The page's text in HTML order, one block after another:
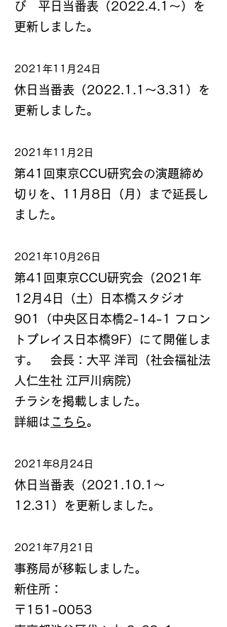
び 平日当番表（2022.4.1～）を
更新しました。
2021年11月24日
休日当番表（2022.1.1～3.31）を
更新しました。
2021年11月2日
第41回東京CCU研究会の演題締め
切りを、11月8日（月）まで延長し
ました。
2021年10月26日
第41回東京CCU研究会（2021年
12月4日（土）日本橋スタジオ
901（中央区日本橋2-14-1 フロン
トプレイス日本橋9F）にて開催しま
す。 会長：大平 洋司（社会福祉法
人仁生社 江戸川病院）
チラシを掲載しました。
詳細は こちら。
2021年8月24日
休日当番表（2021.10.1～
12.31）を更新しました。
2021年7月21日
事務局が移転しました。
新住所：
〒151-0053